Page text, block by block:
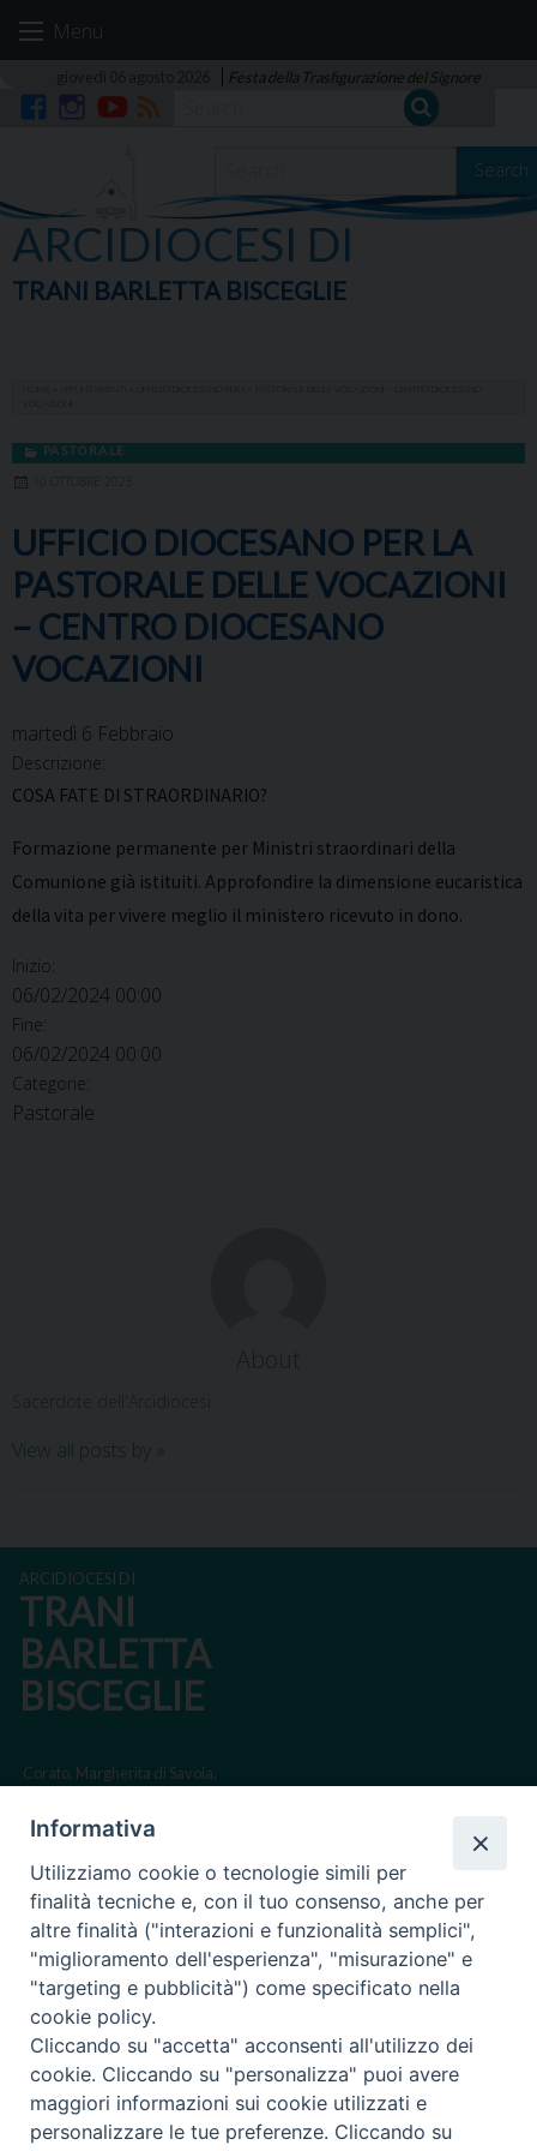
Menu
Festa della Trasfigurazione del Signore
Search
ARCIDIOCESI DI
TRANI BARLETTA BISCEGLIE
PASTORALE
10 OTTOBRE 2023
UFFICIO DIOCESANO PER LA
PASTORALE DELLE VOCAZIONI
– CENTRO DIOCESANO
VOCAZIONI
martedì 6 Febbraio
Descrizione:
COSA FATE DI STRAORDINARIO?
Formazione permanente per Ministri straordinari della
Comunione già istituiti. Approfondire la dimensione eucaristica
della vita per vivere meglio il ministero ricevuto in dono.
Inizio:
06/02/2024 00:00
Fine:
06/02/2024 00:00
Categorie:
Pastorale
View all posts by »
ARCIDIOCESI DI
TRANI
BARLETTA
BISCEGLIE
Corato, Margherita di Savoia,
Regione ecclesiastica Puglia
Via Beltrani, 9
76125 Trani BT
Centralino Tel. 0883 494211
Cancelleria Tel. 0883 494204
cancelleria@arcidiocesitrani.it
Informativa
Utilizziamo cookie o tecnologie simili per
finalità tecniche e, con il tuo consenso, anche per
altre finalità ("interazioni e funzionalità semplici",
"miglioramento dell'esperienza", "misurazione" e
"targeting e pubblicità") come specificato nella
cookie policy.
Cliccando su "accetta" acconsenti all'utilizzo dei
cookie. Cliccando su "personalizza" puoi avere
maggiori informazioni sui cookie utilizzati e
personalizzare le tue preferenze. Cliccando su